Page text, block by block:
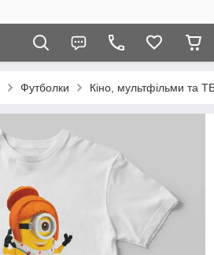
Футболки Кіно, мультфільми та